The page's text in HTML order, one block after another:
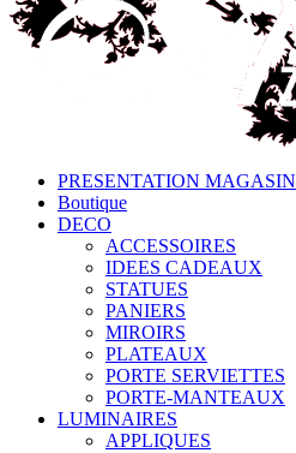
PRESENTATION MAGASIN
Boutique
DECO
ACCESSOIRES
IDEES CADEAUX
STATUES
PANIERS
MIROIRS
PLATEAUX
PORTE SERVIETTES
PORTE-MANTEAUX
LUMINAIRES
APPLIQUES